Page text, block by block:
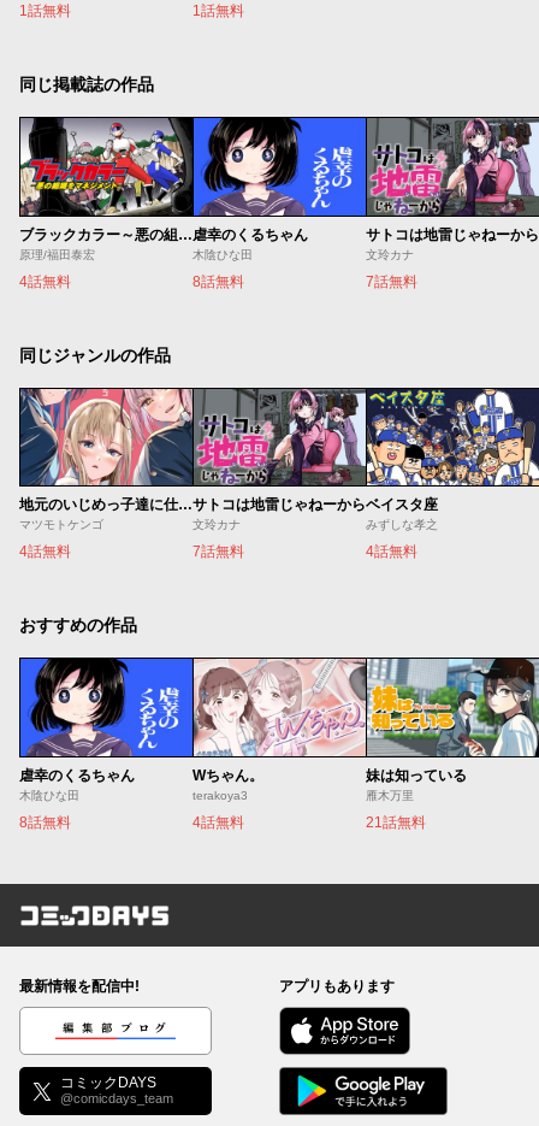
1話無料 1話無料
同じ掲載誌の作品
ブラックカラー～悪の組織をマネジメント～
原理/福田泰宏
4話無料
虐幸のくるちゃん
木陰ひな田
8話無料
サトコは地雷じゃねーから
文玲カナ
7話無料
同じジャンルの作品
地元のいじめっ子達に仕返ししようとしたら、別の戦いが始まった。
マツモトケンゴ
4話無料
サトコは地雷じゃねーから
文玲カナ
7話無料
ベイスタ座
みずしな孝之
4話無料
おすすめの作品
虐幸のくるちゃん
木陰ひな田
8話無料
Wちゃん。
terakoya3
4話無料
妹は知っている
雁木万里
21話無料
コミックDAYS
最新情報を配信中!
編集部ブログ
コミックDAYS
@comicdays_team
アプリもあります